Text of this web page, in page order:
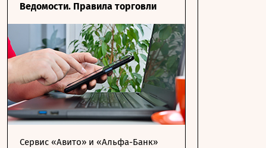
Ведомости. Правила торговли
Сервис «Авито» и «Альфа-Банк»